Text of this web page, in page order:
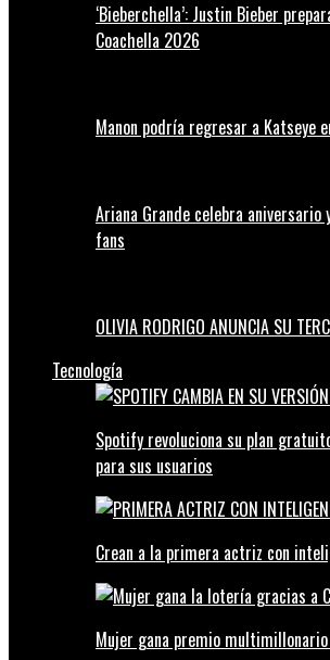
‘Bieberchella’: Justin Bieber
Coachella 2026
Manon podría regresar a Katseye
Ariana Grande celebra aniversario
fans
OLIVIA RODRIGO ANUNCIA SU
Tecnología
Spotify revoluciona su plan
para sus usuarios
Crean a la primera actriz con
Mujer gana premio